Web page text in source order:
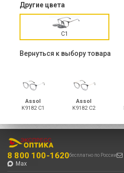
Другие цвета
С1
Вернуться к выбору товара
Assol
K9182 С1
Assol
K9182 С2
8 800 100-1620бесплатно по России
Max